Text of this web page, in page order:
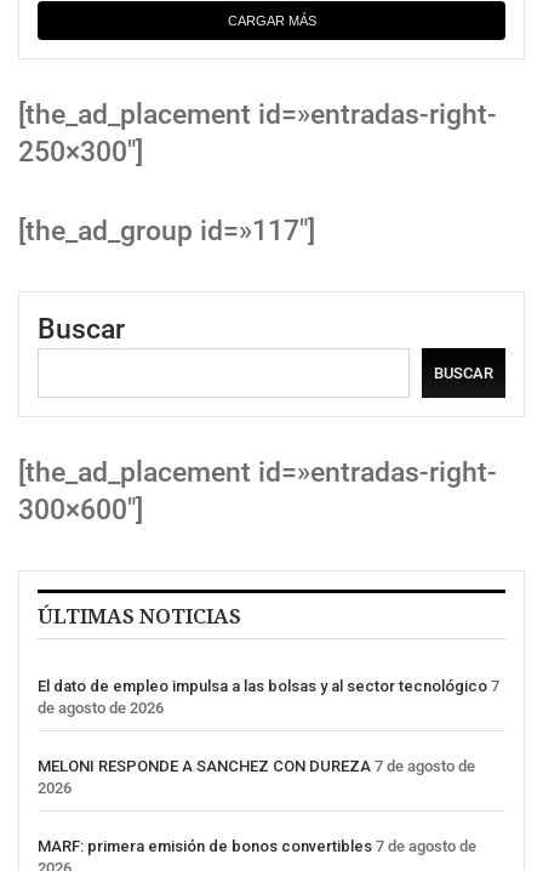
CARGAR MÁS
[the_ad_placement id=»entradas-right-
250×300″]
[the_ad_group id=»117″]
Buscar
BUSCAR
[the_ad_placement id=»entradas-right-
300×600″]
ÚLTIMAS NOTICIAS
El dato de empleo impulsa a las bolsas y al sector tecnológico 7
de agosto de 2026
MELONI RESPONDE A SANCHEZ CON DUREZA 7 de agosto de
2026
MARF: primera emisión de bonos convertibles 7 de agosto de